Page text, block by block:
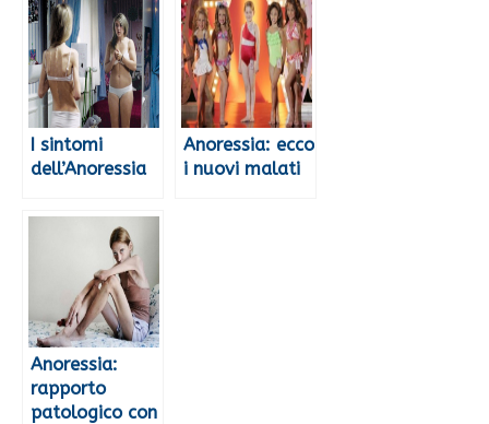
I sintomi
dell’Anoressia
Anoressia: ecco
i nuovi malati
Anoressia:
rapporto
patologico con